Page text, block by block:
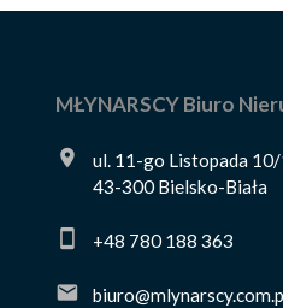
MŁYNARSCY Biuro
ul. 11-go Listopada 10/
43-300 Bielsko-Biała
+48 780 188 363